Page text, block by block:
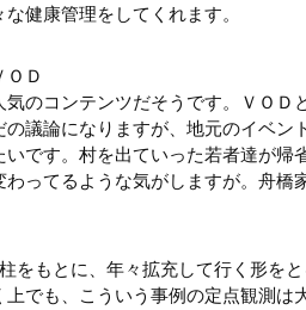
健康管理をしてくれます。
ＯＤ
気のコンテンツだそうです。ＶＯＤ
議論になりますが、地元のイベン
いです。村を出ていった若者達が帰
わってるような気がしますが。舟橋
をもとに、年々拡充して行く形を
でも、こういう事例の定点観測は